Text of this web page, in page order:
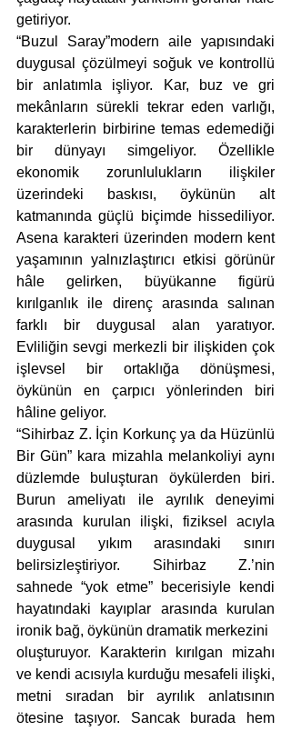
getiriyor.
“Buzul Saray”modern aile yapısındaki
duygusal çözülmeyi soğuk ve kontrollü
bir anlatımla işliyor. Kar, buz ve gri
mekânların sürekli tekrar eden varlığı,
karakterlerin birbirine temas edemediği
bir dünyayı simgeliyor. Özellikle
ekonomik zorunlulukların ilişkiler
üzerindeki baskısı, öykünün alt
katmanında güçlü biçimde hissediliyor.
Asena karakteri üzerinden modern kent
yaşamının yalnızlaştırıcı etkisi görünür
hâle gelirken, büyükanne figürü
kırılganlık ile direnç arasında salınan
farklı bir duygusal alan yaratıyor.
Evliliğin sevgi merkezli bir ilişkiden çok
işlevsel bir ortaklığa dönüşmesi,
öykünün en çarpıcı yönlerinden biri
hâline geliyor.
“Sihirbaz Z. İçin Korkunç ya da Hüzünlü
Bir Gün” kara mizahla melankoliyi aynı
düzlemde buluşturan öykülerden biri.
Burun ameliyatı ile ayrılık deneyimi
arasında kurulan ilişki, fiziksel acıyla
duygusal yıkım arasındaki sınırı
belirsizleştiriyor. Sihirbaz Z.’nin
sahnede “yok etme” becerisiyle kendi
hayatındaki kayıplar arasında kurulan
ironik bağ, öykünün dramatik merkezini
oluşturuyor. Karakterin kırılgan mizahı
ve kendi acısıyla kurduğu mesafeli ilişki,
metni sıradan bir ayrılık anlatısının
ötesine taşıyor. Sancak burada hem